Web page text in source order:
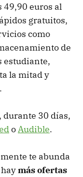
49,90 euros al
gratuitos,
como
de
estudiante,
la mitad y
durante 30 días,
o Audible.
te abunda
más ofertas